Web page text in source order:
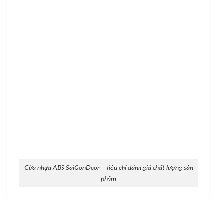
Cửa nhựa ABS SaiGonDoor – tiêu chí đánh giá chất lượng sản
phẩm